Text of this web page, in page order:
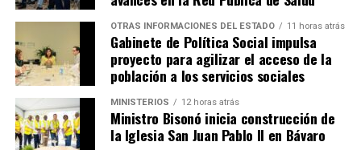
OTRAS INFORMACIONES DEL ESTADO 11 horas atrás
Gabinete de Política Social impulsa
proyecto para agilizar el acceso de la
población a los servicios sociales
MINISTERIOS 12 horas atrás
Ministro Bisonó inicia construcción de
la Iglesia San Juan Pablo II en Bávaro